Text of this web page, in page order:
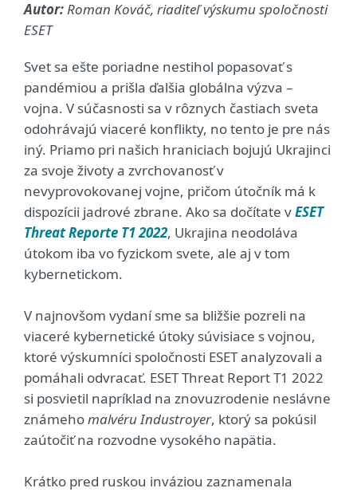
Autor:Roman Kováč, riaditeľ výskumu spoločnosti
ESET
Svet sa ešte poriadne nestihol popasovať s
pandémiou a prišla ďalšia globálna výzva –
vojna. V súčasnosti sa v rôznych častiach sveta
odohrávajú viaceré konflikty, no tento je pre nás
iný. Priamo pri našich hraniciach bojujú Ukrajinci
za svoje životy a zvrchovanosť v
nevyprovokovanej vojne, pričom útočník má k
dispozícii jadrové zbrane. Ako sa dočítate vESET
Threat Reporte T1 2022, Ukrajina neodoláva
útokom iba vo fyzickom svete, ale aj v tom
kybernetickom.
V najnovšom vydaní sme sa bližšie pozreli na
viaceré kybernetické útoky súvisiace s vojnou,
ktoré výskumníci spoločnosti ESET analyzovali a
pomáhali odvracať. ESET Threat Report T1 2022
si posvietil napríklad na znovuzrodenie neslávne
známehomalvéru Industroyer, ktorý sa pokúsil
zaútočiť na rozvodne vysokého napätia.
Krátko pred ruskou inváziou zaznamenala